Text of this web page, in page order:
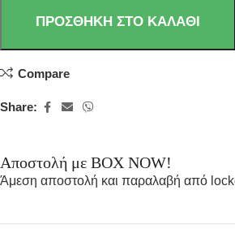
ΠΡΟΣΘΉΚΗ ΣΤΟ ΚΑΛΆΘΙ
Compare
Share:
Αποστολή με BOX NOW!
Άμεση αποστολή και παραλαβή από